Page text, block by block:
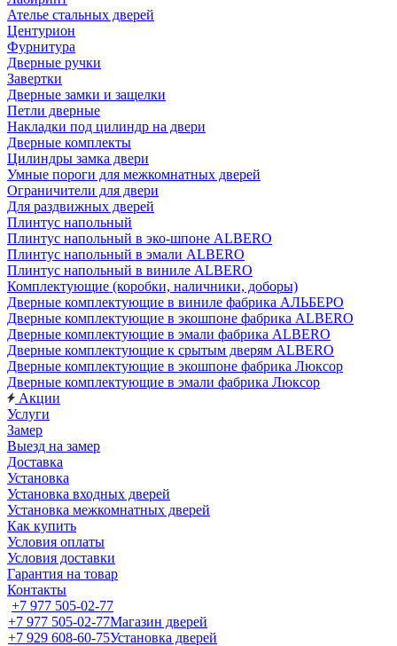
Ателье стальных дверей
Центурион
Фурнитура
Дверные ручки
Завертки
Дверные замки и защелки
Петли дверные
Накладки под цилиндр на двери
Дверные комплекты
Цилиндры замка двери
Умные пороги для межкомнатных дверей
Ограничители для двери
Для раздвижных дверей
Плинтус напольный
Плинтус напольный в эко-шпоне ALBERO
Плинтус напольный в эмали ALBERO
Плинтус напольный в виниле ALBERO
Комплектующие (коробки, наличники, доборы)
Дверные комплектующие в виниле фабрика АЛЬБЕРО
Дверные комплектующие в экошпоне фабрика ALBERO
Дверные комплектующие в эмали фабрика ALBERO
Дверные комплектующие к срытым дверям ALBERO
Дверные комплектующие в экошпоне фабрика Люксор
Дверные комплектующие в эмали фабрика Люксор
Акции
Услуги
Замер
Выезд на замер
Доставка
Установка
Установка входных дверей
Установка межкомнатных дверей
Как купить
Условия оплаты
Условия доставки
Гарантия на товар
Контакты
+7 977 505-02-77
+7 977 505-02-77Магазин дверей
+7 929 608-60-75Установка дверей